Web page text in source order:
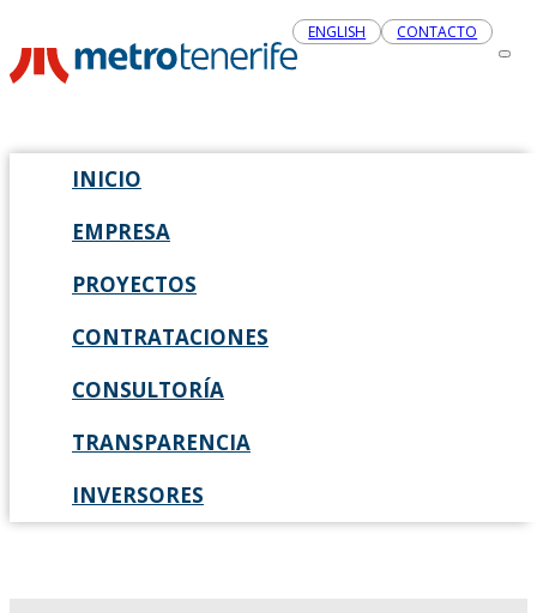
ENGLISH CONTACTO
INICIO
EMPRESA
PROYECTOS
CONTRATACIONES
CONSULTORÍA
TRANSPARENCIA
INVERSORES